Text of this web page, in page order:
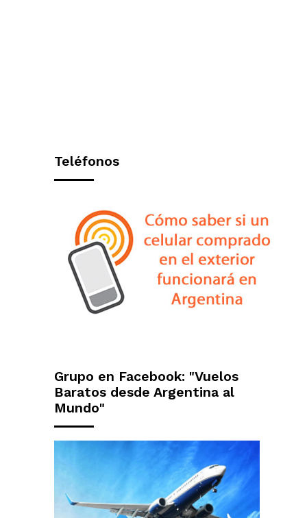
Teléfonos
Grupo en Facebook: "Vuelos
Baratos desde Argentina al
Mundo"